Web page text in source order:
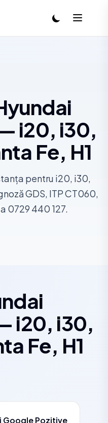
i20, i30,
Fe, H1
pentru i20, i30,
GDS, ITP CT060,
0729 440 127.
i20, i30,
Fe, H1
Google Pozitive